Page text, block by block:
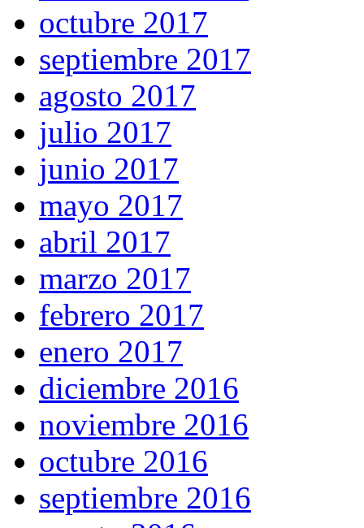
octubre 2017
septiembre 2017
agosto 2017
julio 2017
junio 2017
mayo 2017
abril 2017
marzo 2017
febrero 2017
enero 2017
diciembre 2016
noviembre 2016
octubre 2016
septiembre 2016